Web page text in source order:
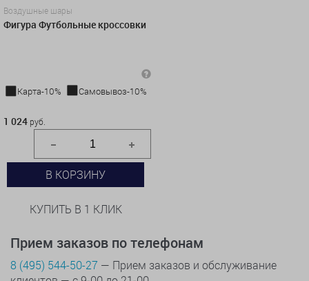
Воздушные шары
Фигура Футбольные кроссовки
Карта-10%
Самовывоз-10%
1 024 руб.
В КОРЗИНУ
КУПИТЬ В 1 КЛИК
Прием заказов по телефонам
8 (495) 544-50-27 — Прием заказов и обслуживание